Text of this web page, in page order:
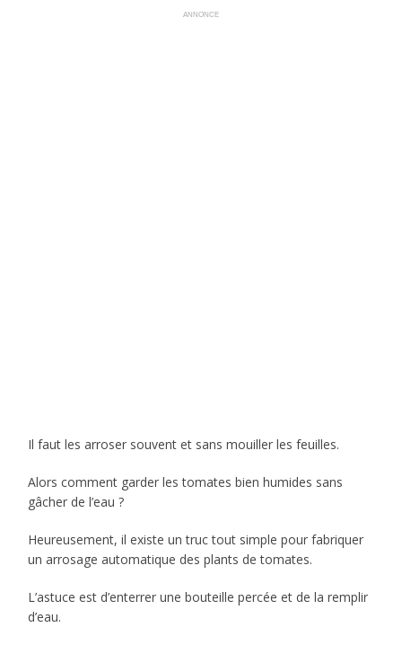
ANNONCE
Il faut les arroser souvent et sans mouiller les feuilles.
Alors comment garder les tomates bien humides sans
gâcher de l’eau ?
Heureusement, il existe un truc tout simple pour fabriquer
un arrosage automatique des plants de tomates.
L’astuce est d’enterrer une bouteille percée et de la remplir
d’eau.